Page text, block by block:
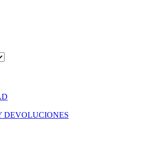
DEVOLUCIONES